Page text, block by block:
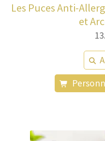
Les Puces Anti-
et